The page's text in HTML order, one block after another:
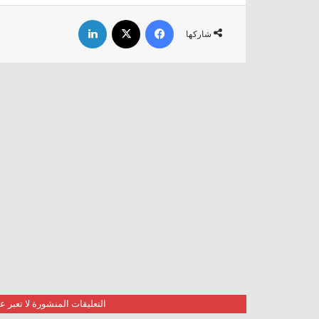
شاركها
فيسبوك
التعليقات المنشورة لا